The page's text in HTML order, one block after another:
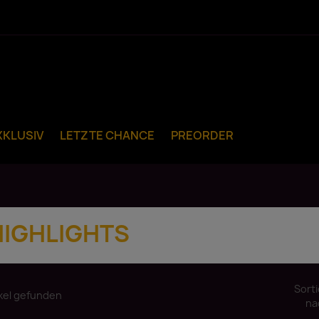
LETZTE CHANCE PREORDER
gefunden